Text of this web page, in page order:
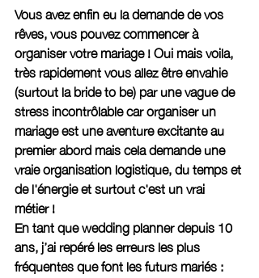
Vous avez enfin eu la demande de vos
rêves, vous pouvez commencer à
organiser votre mariage ! Oui mais voila,
très rapidement vous allez être envahie
(surtout la bride to be) par une vague de
stress incontrôlable car organiser un
mariage est une aventure excitante au
premier abord mais cela demande une
vraie organisation logistique, du temps et
de l'énergie et surtout c'est un vrai
métier !
En tant que wedding planner depuis 10
ans, j’ai repéré les erreurs les plus
fréquentes que font les futurs mariés :